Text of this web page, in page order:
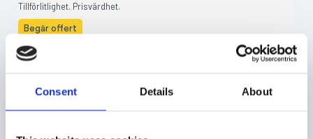
Consent Details About
Tillförlitlighet. Prisvärdhet.
Begär offert